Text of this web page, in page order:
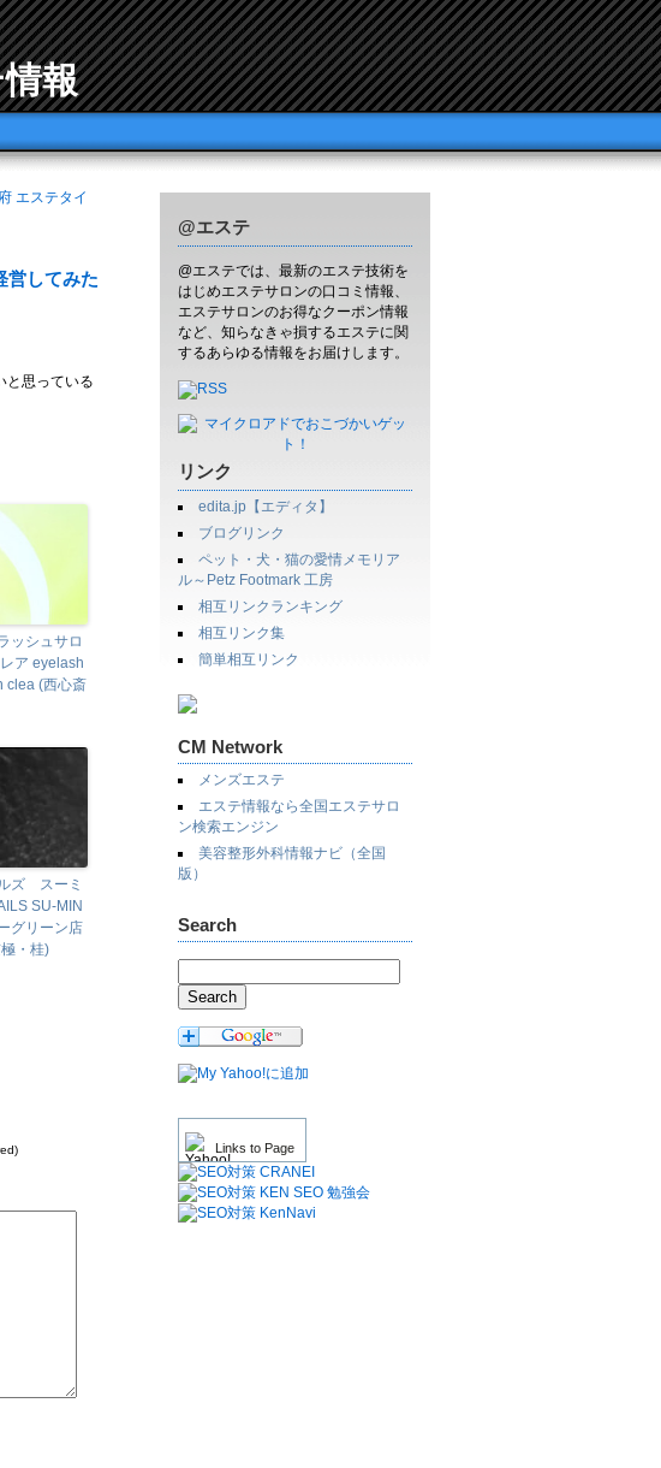
報
@エステ
@エステでは、最新のエステ技術を
はじめエステサロンの口コミ情報、
エステサロンのお得なクーポン情報
など、知らなきゃ損するエステに関
するあらゆる情報をお届けします。
リンク
edita.jp【エディタ】
ブログリンク
ペット・犬・猫の愛情メモリア
ル～Petz Footmark 工房
相互リンクランキング
相互リンク集
簡単相互リンク
CM Network
メンズエステ
エステ情報なら全国エステサロ
ン検索エンジン
美容整形外科情報ナビ（全国
版）
Search
Links to Page
エステタイ
営してみた
と思っている
ッシュサロ
ア eyelash
clea (西心斎
ズ スーミ
SU-MIN
グリーン店
・桂)